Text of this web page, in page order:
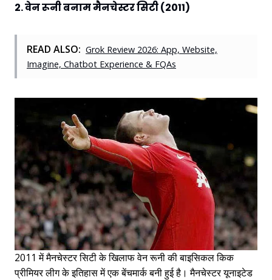
2. वेन रूनी बनाम मैनचेस्टर सिटी (2011)
READ ALSO: Grok Review 2026: App, Website,
Imagine, Chatbot Experience & FQAs
2011 में मैनचेस्टर सिटी के खिलाफ वेन रूनी की बाइसिकल किक
प्रीमियर लीग के इतिहास में एक बेंचमार्क बनी हुई है। मैनचेस्टर यूनाइटेड